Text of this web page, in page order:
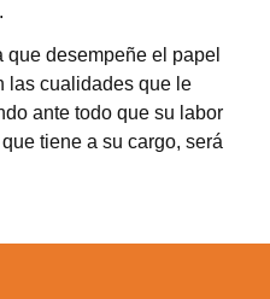
que desempeñe el papel
las cualidades que le
ante todo que su labor
tiene a su cargo, será